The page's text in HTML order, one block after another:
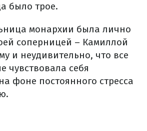
было трое.
монархии была лично
соперницей – Камиллой
и неудивительно, что все
чувствовала себя
фоне постоянного стресса